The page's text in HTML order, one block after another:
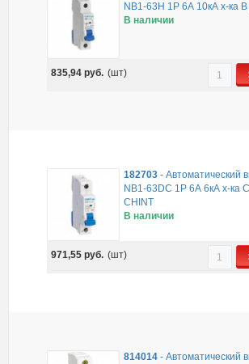
NB1-63H 1P 6А 10кА х-ка
В наличии
835,94руб. (шт)
182703 -Автоматический
NB1-63DC 1P 6А 6кА х-ка
CHINT
В наличии
971,55руб. (шт)
814014 -Автоматический